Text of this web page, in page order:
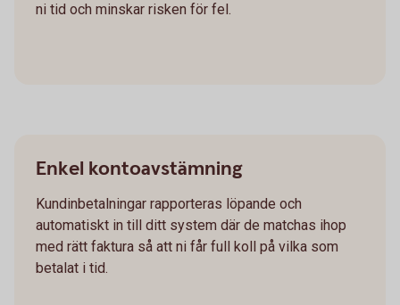
ni tid och minskar risken för fel.
Enkel kontoavstämning
Kundinbetalningar rapporteras löpande och
automatiskt in till ditt system där de matchas ihop
med rätt faktura så att ni får full koll på vilka som
betalat i tid.